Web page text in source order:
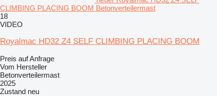
CLIMBING PLACING BOOM Betonverteilermast
18
VIDEO
Royalmac HD32 Z4 SELF CLIMBING PLACING BOOM
Preis auf Anfrage
Vom Hersteller
Betonverteilermast
2025
Zustand neu